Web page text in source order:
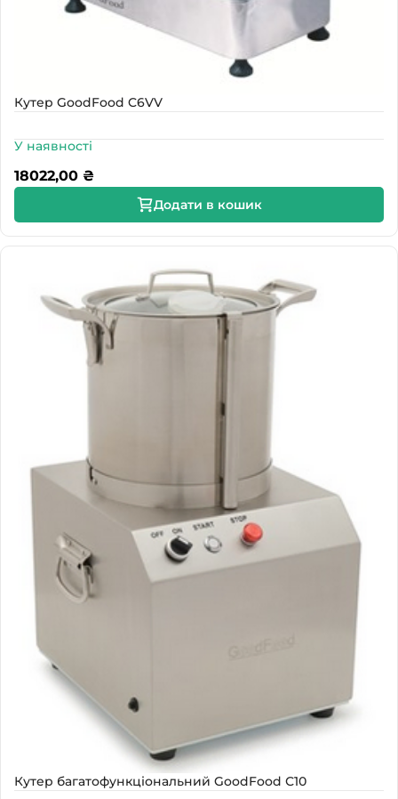
Кутер GoodFood C6VV
У наявності
18022,00 ₴
Додати в кошик
Кутер багатофункціональний GoodFood С10